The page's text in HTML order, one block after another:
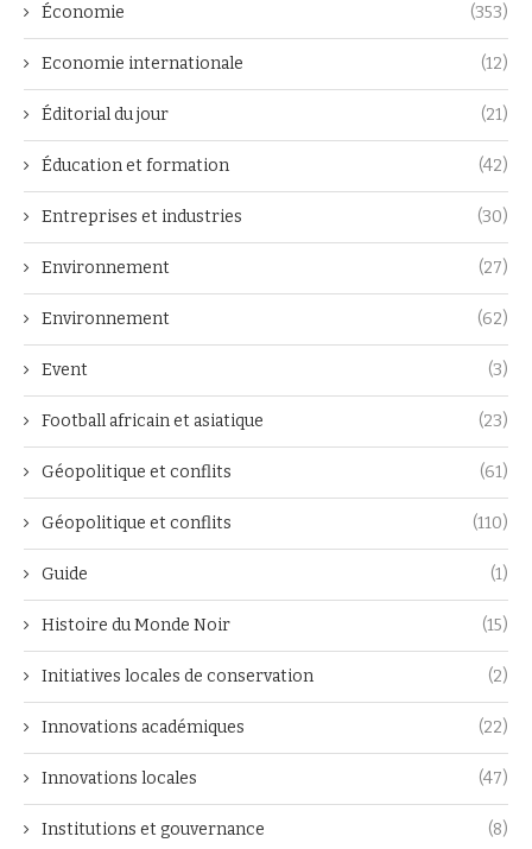
Économie (353)
Economie internationale (12)
Éditorial du jour (21)
Éducation et formation (42)
Entreprises et industries (30)
Environnement (27)
Environnement (62)
Event (3)
Football africain et asiatique (23)
Géopolitique et conflits (61)
Géopolitique et conflits (110)
Guide (1)
Histoire du Monde Noir (15)
Initiatives locales de conservation (2)
Innovations académiques (22)
Innovations locales (47)
Institutions et gouvernance (8)